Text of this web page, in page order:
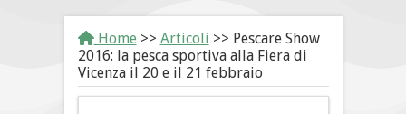
Home >> Articoli >> Pescare Show
2016: la pesca sportiva alla Fiera di
Vicenza il 20 e il 21 febbraio